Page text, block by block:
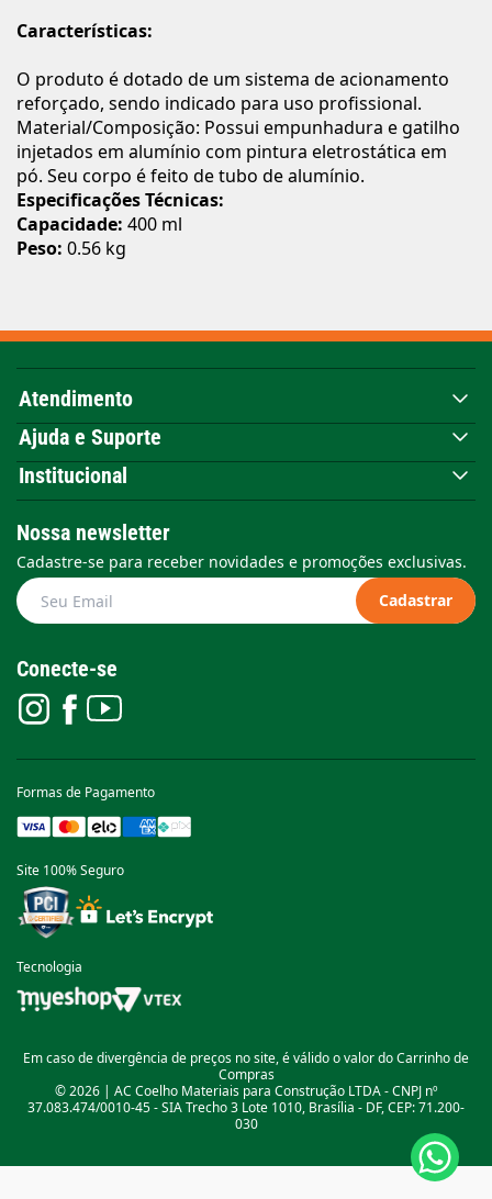
Características:
O produto é dotado de um sistema de acionamento
reforçado, sendo indicado para uso profissional.
Material/Composição: Possui empunhadura e gatilho
injetados em alumínio com pintura eletrostática em
pó. Seu corpo é feito de tubo de alumínio.
Especificações Técnicas:
Capacidade: 400 ml
Peso: 0.56 kg
Atendimento
Ajuda e Suporte
Institucional
Nossa newsletter
Cadastre-se para receber novidades e promoções exclusivas.
Cadastrar
Conecte-se
Formas de Pagamento
Site 100% Seguro
Tecnologia
Em caso de divergência de preços no site, é válido o valor do Carrinho de
Compras
© 2026 | AC Coelho Materiais para Construção LTDA - CNPJ nº
37.083.474/0010-45 - SIA Trecho 3 Lote 1010, Brasília - DF, CEP: 71.200-
030